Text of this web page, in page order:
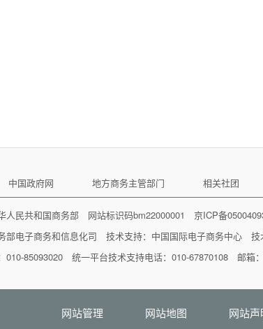
中国政府网 地方商务主管部门 相关社团
人民共和国商务部 网站标识码bm22000001京ICP备
部电子商务和信息化司 技术支持： 中国国际电子商务中心 技
010-85093020 统一平台技术支持电话：010-67870108 邮箱
网站管理 网站地图 网站声